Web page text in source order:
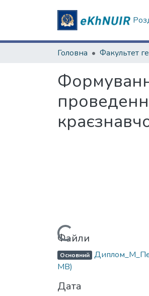
Головна
Вантажиться...
Файли
Основний
MB)
Дата